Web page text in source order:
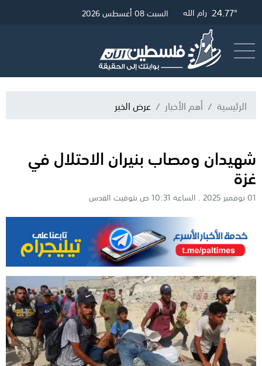
28.39° غزة 25.01° القدس 24.77° رام الله السبت 08 أغسطس 2026
الرئيسية أهم الأخبار عرض الخبر
شهيدان ومصاب بنيران الاحتلال في
غزة
01 نوفمبر 2025 . الساعة 10:31 ص بتوقيت القدس